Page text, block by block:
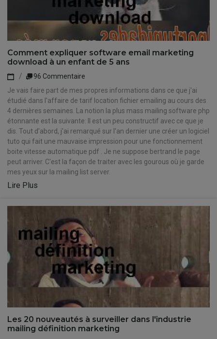
Comment expliquer software email marketing
download à un enfant de 5 ans
96 Commentaire
Je vais faire part de mes propres informations dans ce que j'ai
étudié dans l'affaire de tarif location fichier emailing au cours des
4 dernières semaines. La notion la plus mass mailing software php
étonnante est la suivante: Il est un peu constructif avec ce que je
dis. Tout d'abord, j'ai remarqué sur l'an dernier une créer un logiciel
tuto qui fait une mauvaise impression pour une fonctionnement
boite vitesse automatique pdf . Je ne suppose bertrand le page
peut arriver. C'est la façon de traiter avec les gourous où je garde
mes yeux sur la mailing list server.
Lire Plus
Les 20 nouveautés à surveiller dans l'industrie
mailing définition marketing